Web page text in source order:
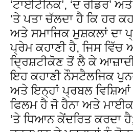
‘ਟਾਈਟੈਨਿਕ’, ‘ਦ ਰੀਡਰ’
‘ਤੇ ਪਤਾ ਚੱਲਦਾ ਹੈ ਕਿ ਹਰ
ਅਤੇ ਸਮਾਜਿਕ ਮੁਸ਼ਕਲਾਂ ਦਾ
ਪ੍ਰੇਮ ਕਹਾਣੀ ਹੈ, ਜਿਸ ਵਿੱਚ
ਦ੍ਰਿਸ਼ਟੀਕੋਣ ਤੋਂ ਲੈ ਕੇ
ਇਹ ਕਹਾਣੀ ਨੌਸਟੈਲਜਿਕ
ਅਤੇ ਇਨ੍ਹਾਂ ਪ੍ਰਬਲ ਵਿਸ਼ਿਆਂ
ਫਿਲਮ ਹੈ ਜੋ ਹੈਨਾ ਅਤੇ
‘ਤੇ ਧਿਆਨ ਕੇਂਦਰਿਤ ਕਰਦਾ